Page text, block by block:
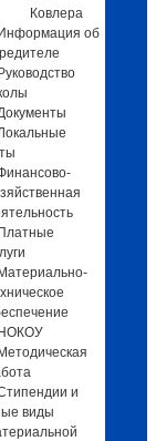
Ковлера
Информация об
Руководство
Платные
Материально-
НОКОУ
Методическая
и
виды